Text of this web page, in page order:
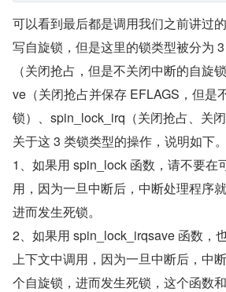
可以看到最后都是调用我们之前讲过
写自旋锁，但是这里的锁类型被分为
（关闭抢占，但是不关闭中断的自旋
ve（关闭抢占并保存 EFLAGS，但是
锁）、spin_lock_irq（关闭抢占、关闭
关于这 3 类锁类型的操作，说明如下。
1、如果用 spin_lock 函数，请不要在
用，因为一旦中断后，中断处理程序
进而发生死锁。
2、如果用 spin_lock_irqsave 函数，
上下文中调用，因为一旦中断后，中
个自旋锁，进而发生死锁，这个函数